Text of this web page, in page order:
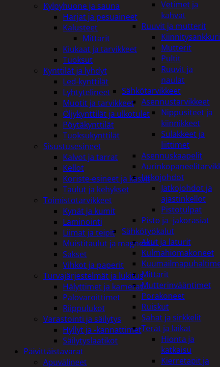
Vetimet ja
kahvat
Ruuvit ja mutterit
Mutterit
Pultit
Ruuvit ja
naulat
Sähkötarvikkeet
Asennustarvikkeet
Nippusiteet ja
kiinnikkeet
Sulakkeet ja
liittimet
Asennuskaapelit
Jatkojohdot
Jatkojohdot ja
ajastinkellot
Pistotulpat
Pisto ja -jakorasiat
Sähkötyökalut
Akut ja laturit
Kulmahiomakoneet
Mittarit
Mutterinvääntimet
Porakoneet
Ruiskut
Sahat ja sirkkelit
Terät ja laikat
Hionta ja
katkaisu
Kierretapit ja
Kylpyhuone ja sauna
Harjat ja pesuaineet
Kalusteet
Mittarit
Kiukaat ja tarvikkeet
Tuoksut
Kynttilät ja lyhdyt
Led-kynttilät
Lyhtytelineet
Muotit ja tarvikkeet
Öljykynttilät ja ulkotulet
Pöytäkynttilät
Tuoksukynttilät
Sisustusesineet
Kalvot ja tarrat
Kellot
Koriste-esineet ja kasvit
Taulut ja kehykset
Toimistotarvikkeet
Kynät ja kumit
Laminointi
Liimat ja teipit
Muistitaulut ja magneetit
Sakset
Vihkot ja paperit
Turvajärjestelmät ja lukitus
Hälyttimet ja kamerat
Palovaroittimet
Riippulukot
Varastointi ja säilytys
Hyllyt ja -kannattimet
Säilytyslaatikot
Päivittäistavarat
Apuvälineet